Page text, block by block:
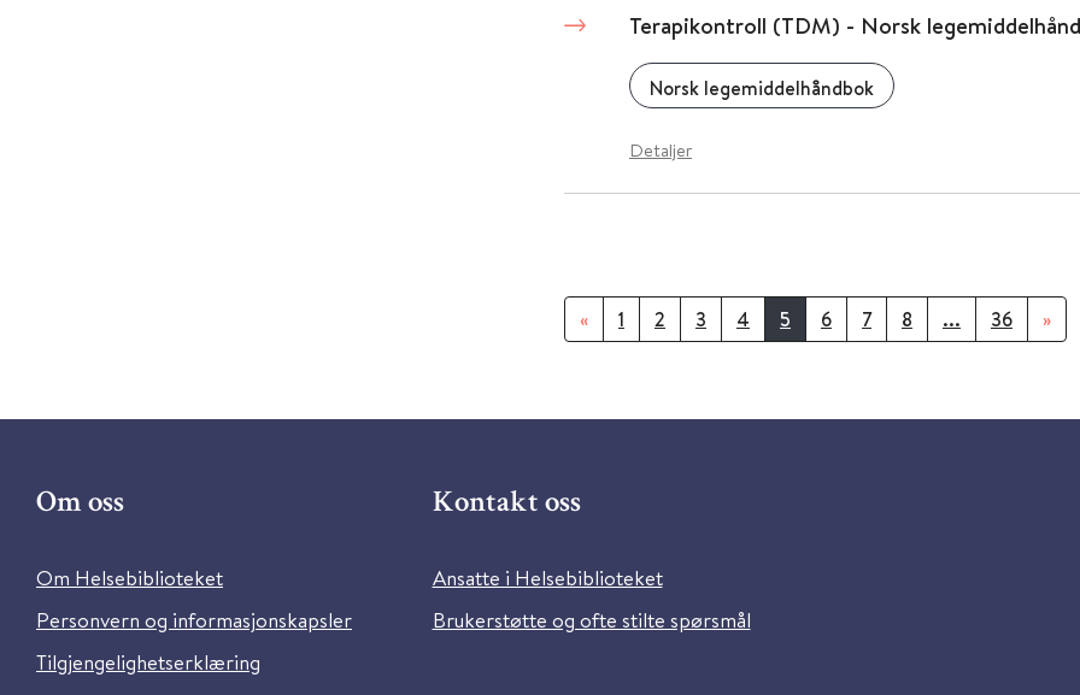
Terapikontroll (TDM) - Norsk
Norsk legemiddelhåndbok
Detaljer
« 1 2 3 4 5 6 7 8 ... 36 »
Om oss
Om Helsebiblioteket
Personvern og informasjonskapsler
Tilgjengelighetserklæring
Kontakt oss
Ansatte i Helsebiblioteket
Brukerstøtte og ofte stilte spørsmål